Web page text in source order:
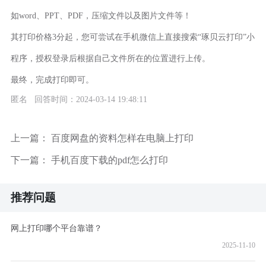
如word、PPT、PDF，压缩文件以及图片文件等！
其打印价格3分起，您可尝试在手机微信上直接搜索“琢贝云打印”小
程序，授权登录后根据自己文件所在的位置进行上传。
最终，完成打印即可。
匿名 回答时间：2024-03-14 19:48:11
上一篇： 百度网盘的资料怎样在电脑上打印
下一篇： 手机百度下载的pdf怎么打印
推荐问题
网上打印哪个平台靠谱？
2025-11-10